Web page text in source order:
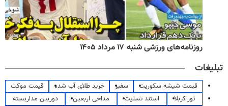
روزنامه‌های ورزشی شنبه ۱۷ مرداد ۱۴۰۵
تبلیغات
قیمت شیشه سکوریت سفیر خرید طلای آب شده
قیمت موکت
تور کربلا
استند تسلیت مداحی اربعین
دوربین مداربسته